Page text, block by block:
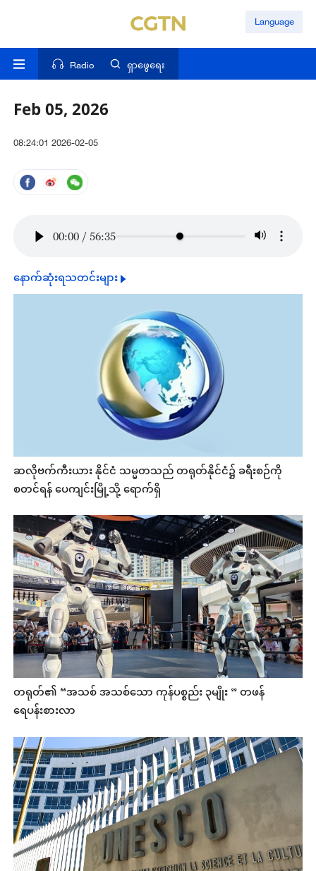
Language
Radio ရှာဖွေရေး
Feb 05, 2026
08:24:01 2026-02-05
00:00 / 56:35
နောက်ဆုံးရသတင်းများ
ဆလိုဗက်ကီးယား နိုင်ငံ သမ္မတသည် တရုတ်နိုင်ငံ၌ ခရီးစဉ်ကို
စတင်ရန် ပေကျင်းမြို့သို့ ရောက်ရှိ
တရုတ်၏ “အသစ် အသစ်သော ကုန်ပစ္စည်း ၃မျိုး ” တဖန်
ရေပန်းစားလာ